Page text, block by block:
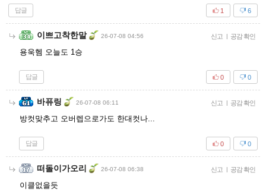
답글 6
1
이쁘고착한말 26-07-08 04:56 신고 | 공감 확인
용욱헴 오늘도 1승
답글 0
0
바퓨링 26-07-08 06:11 신고 | 공감 확인
방컷맞추고 오버렙으로가도 한대컷나...
답글 0
0
떠돌이가오리 26-07-08 06:38 신고 | 공감 확인
이클없을듯